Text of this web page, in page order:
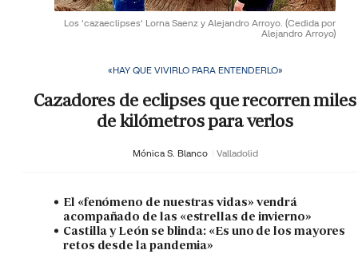
Los 'cazaeclipses' Lorna Saenz y Alejandro Arroyo. (Cedida por
Alejandro Arroyo)
«HAY QUE VIVIRLO PARA ENTENDERLO»
Cazadores de eclipses que recorren miles
de kilómetros para verlos
Mónica S. Blanco Valladolid
El «fenómeno de nuestras vidas» vendrá
acompañado de las «estrellas de invierno»
Castilla y León se blinda: «Es uno de los mayores
retos desde la pandemia»